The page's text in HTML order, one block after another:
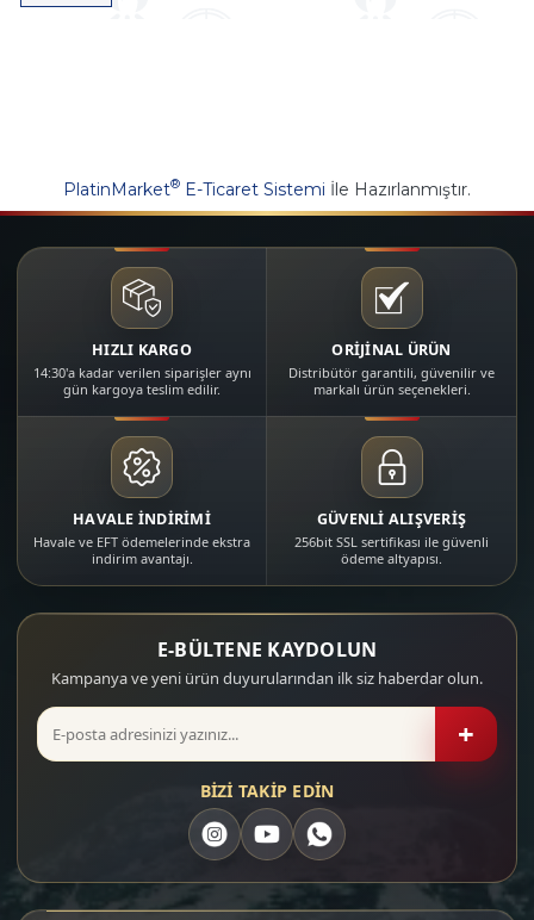
PlatinMarket® E-Ticaret Sistemi İle Hazırlanmıştır.
HIZLI KARGO
14:30'a kadar verilen siparişler aynı
gün kargoya teslim edilir.
ORİJİNAL ÜRÜN
Distribütör garantili, güvenilir ve
markalı ürün seçenekleri.
HAVALE İNDİRİMİ
Havale ve EFT ödemelerinde ekstra
indirim avantajı.
GÜVENLİ ALIŞVERİŞ
256bit SSL sertifikası ile güvenli
ödeme altyapısı.
E-BÜLTENE KAYDOLUN
Kampanya ve yeni ürün duyurularından ilk siz haberdar olun.
+
BİZİ TAKİP EDİN